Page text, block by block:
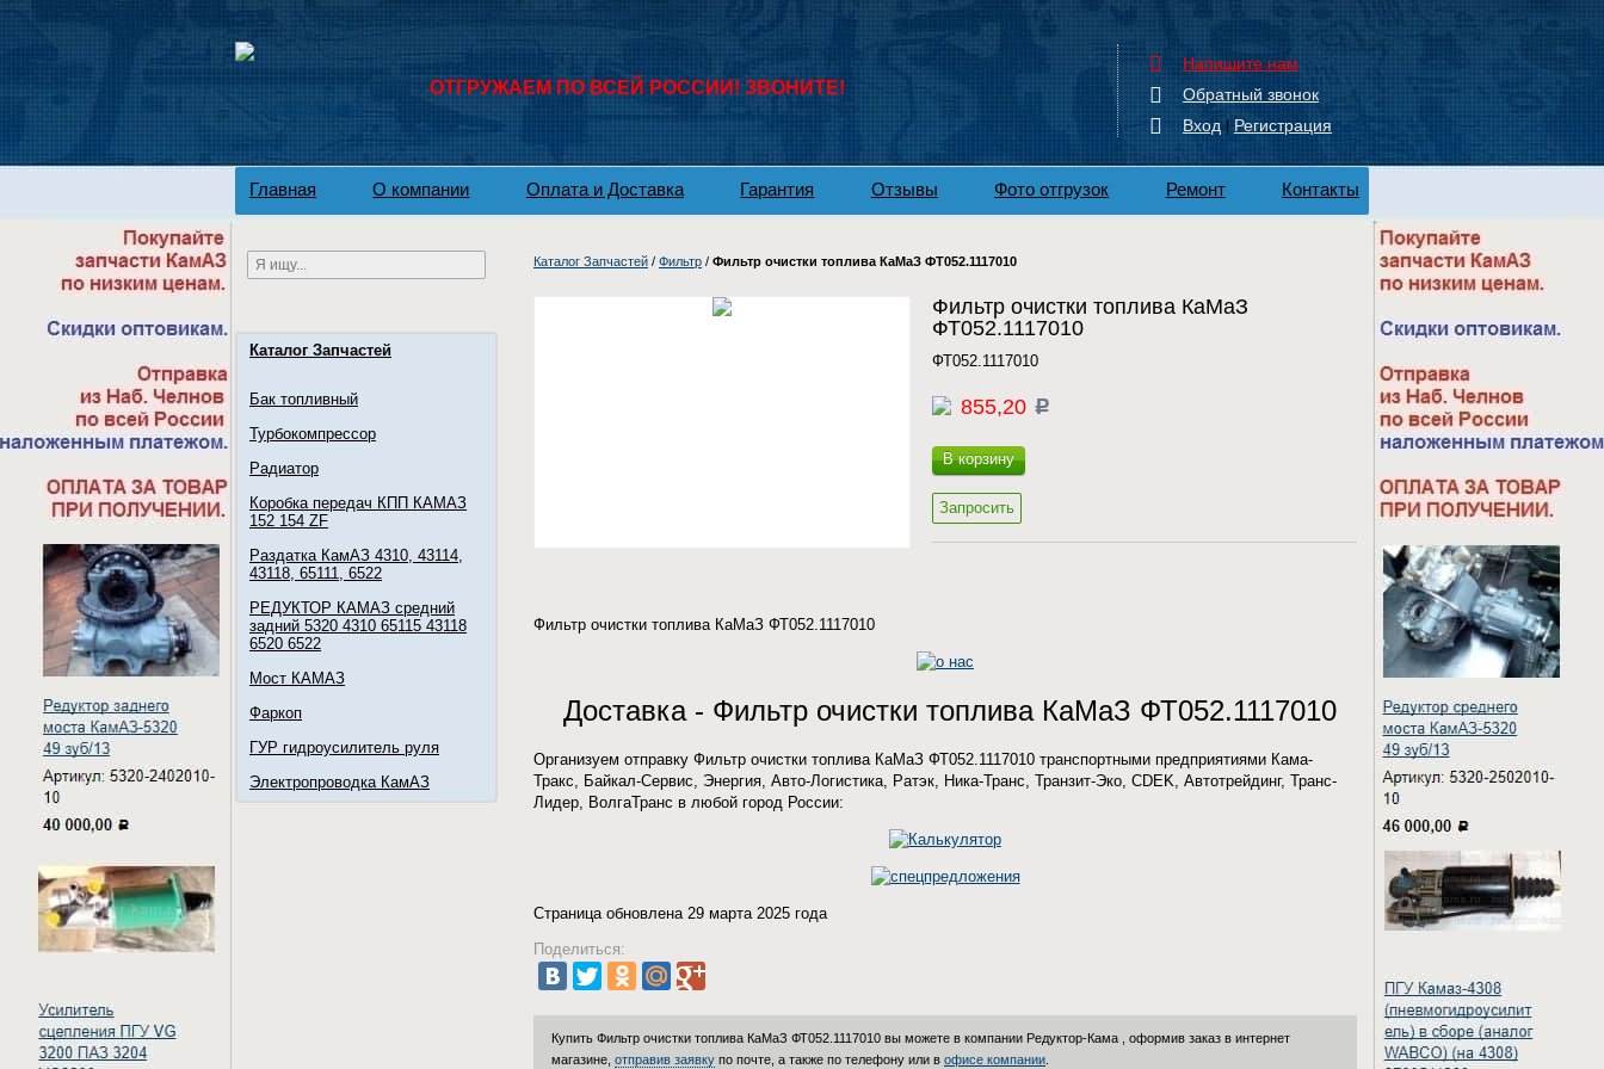
ОТГРУЖАЕМ ПО ВСЕЙ РОССИИ! ЗВОНИТЕ!
Напишите нам
Обратный звонок
Вход | Регистрация
Главная О компании Оплата и Доставка Гарантия Отзывы Фото отгрузок Ремонт Контакты
Каталог Запчастей
Бак топливный
Турбокомпрессор
Радиатор
Коробка передач КПП КАМАЗ
152 154 ZF
Раздатка КамАЗ 4310, 43114,
43118, 65111, 6522
РЕДУКТОР КАМАЗ средний
задний 5320 4310 65115 43118
6520 6522
Мост КАМАЗ
Фаркоп
ГУР гидроусилитель руля
Электропроводка КамАЗ
Каталог Запчастей / Фильтр / Фильтр очистки топлива КаМаЗ ФТ052.1117010
Фильтр очистки топлива КаМаЗ
ФТ052.1117010
ФТ052.1117010
855,20 c
В корзину
Запросить
Фильтр очистки топлива КаМаЗ ФТ052.1117010
Доставка - Фильтр очистки топлива КаМаЗ ФТ052.1117010
Организуем отправку Фильтр очистки топлива КаМаЗ ФТ052.1117010 транспортными предприятиями Кама-
Тракс, Байкал-Сервис, Энергия, Авто-Логистика, Ратэк, Ника-Транс, Транзит-Эко, CDEK, Автотрейдинг, Транс-
Лидер, ВолгаТранс в любой город России:
Страница обновлена 29 марта 2025 года
Поделиться:
Купить Фильтр очистки топлива КаМаЗ ФТ052.1117010 вы можете в компании Редуктор-Кама , оформив заказ в интернет
магазине, отправив заявку по почте, а также по телефону или в офисе компании